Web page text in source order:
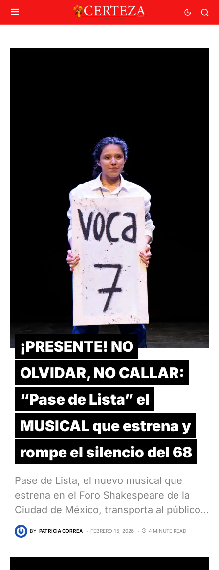
¡PRESENTE! NO
OLVIDAR, NO CALLAR:
“Pase de Lista” el
MUSICAL que estrena y
rompe el silencio del 68
Pase de Lista, el nuevo musical que
estrena en el Foro Shakespeare de la
Ciudad de México, transporta al público…
BY PATRICIA CORREA FEBRERO 15, 2026 4 MINUTE READ